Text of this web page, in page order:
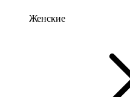
Женские